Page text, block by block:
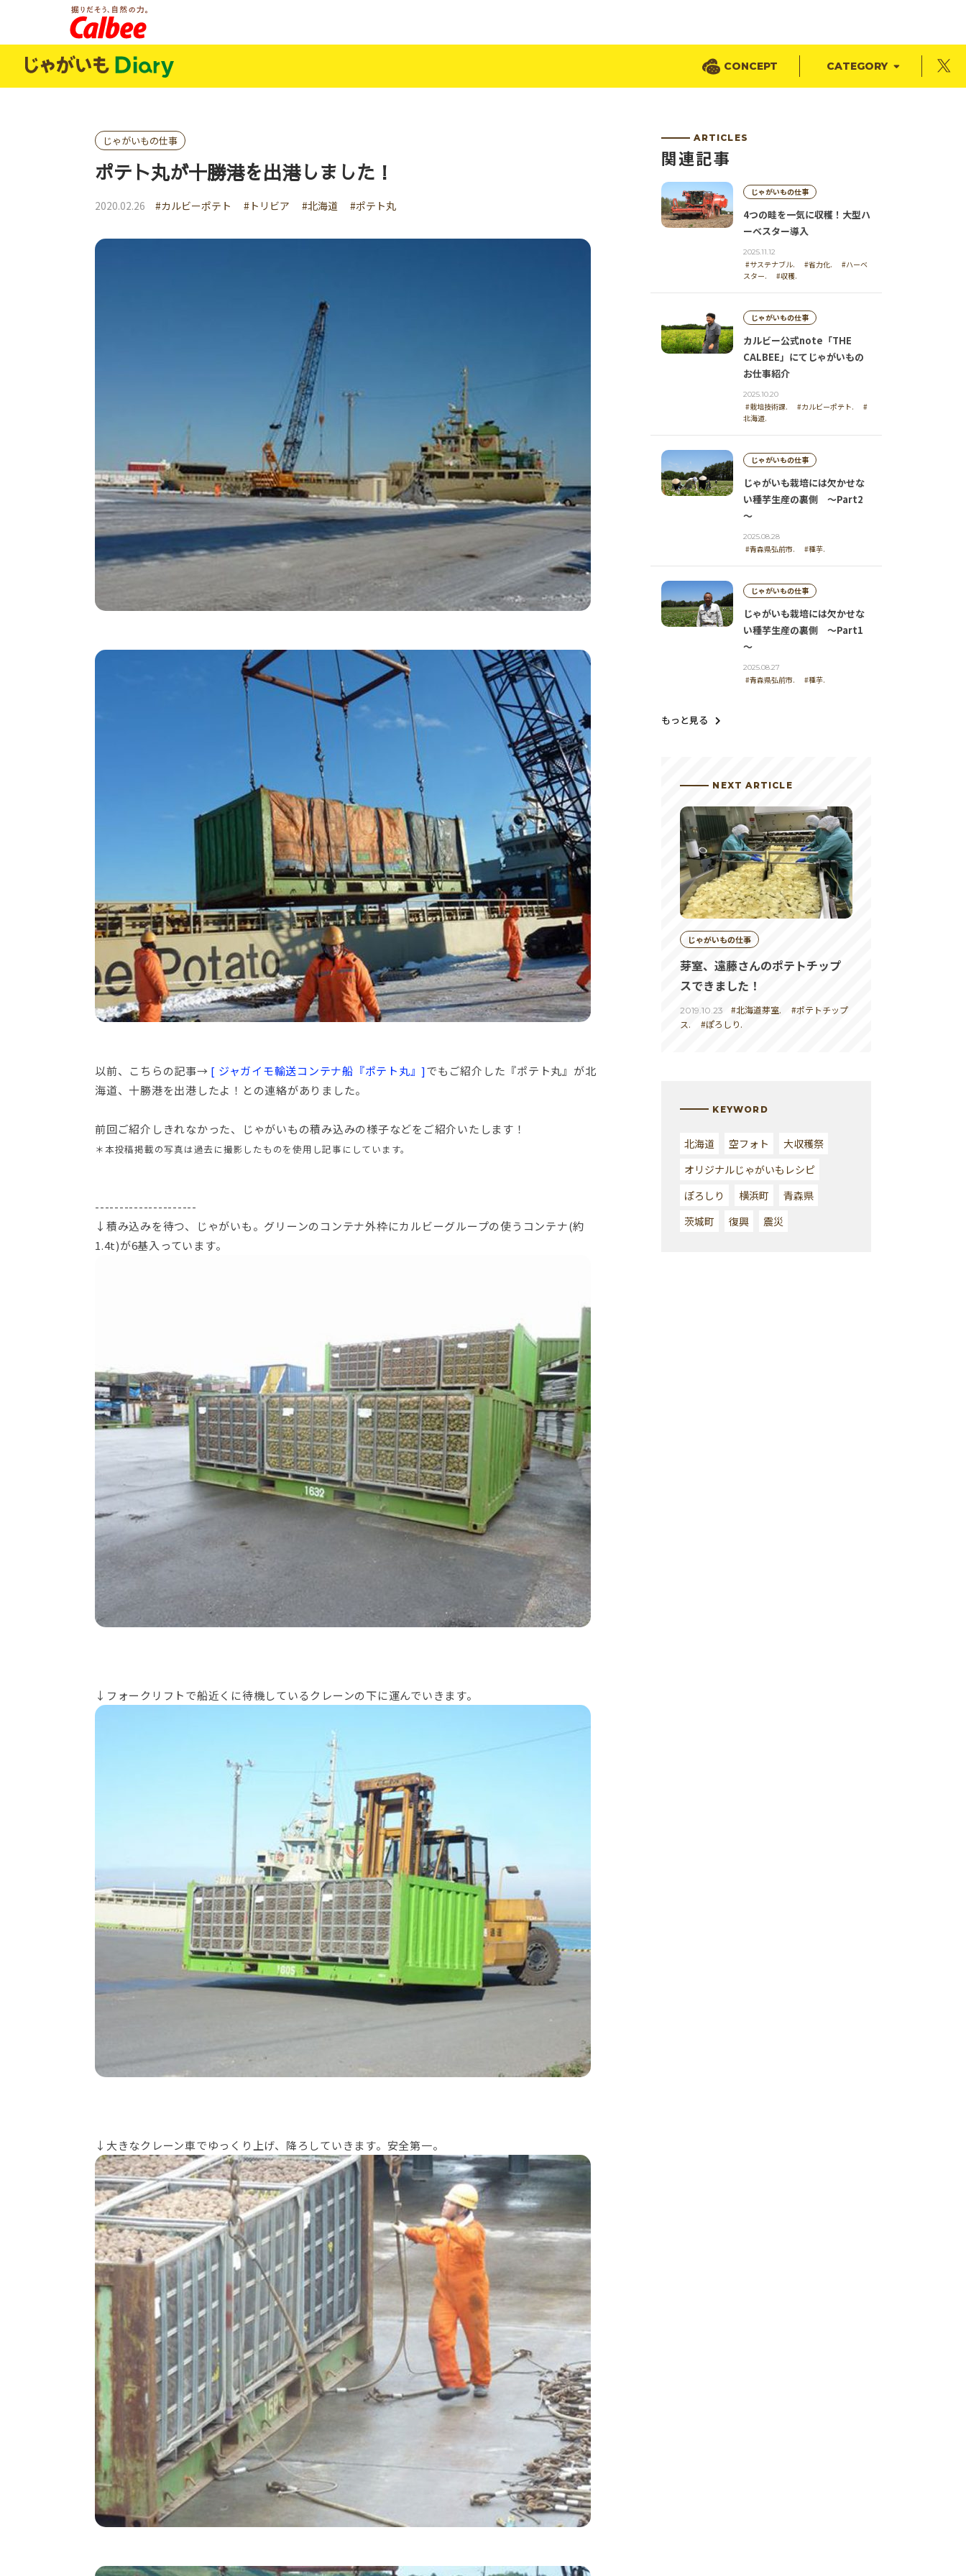
CONCEPT CATEGORY
じゃがいもの仕事
ポテト丸が十勝港を出港しました！
2020.02.26 #カルビーポテト #トリビア #北海道 #ポテト丸
以前、こちらの記事→ [ ジャガイモ輸送コンテナ船『ポテト丸』]でもご紹介した『ポテト丸』が北
海道、十勝港を出港したよ！との連絡がありました。
前回ご紹介しきれなかった、じゃがいもの積み込みの様子などをご紹介いたします！
＊本投稿掲載の写真は過去に撮影したものを使用し記事にしています。
---------------------
↓積み込みを待つ、じゃがいも。グリーンのコンテナ外枠にカルビーグループの使うコンテナ(約
1.4t)が6基入っています。
↓フォークリフトで船近くに待機しているクレーンの下に運んでいきます。
↓大きなクレーン車でゆっくり上げ、降ろしていきます。安全第一。
ARTICLES
関連記事
じゃがいもの仕事
4つの畦を一気に収穫！大型ハ
ーベスター導入
2025.11.12
#サステナブル. #省力化.
#ハーベ
スター.
#収穫.
じゃがいもの仕事
カルビー公式note「THE
CALBEE」にてじゃがいもの
お仕事紹介
2025.10.20
#栽培技術課. #カルビーポテト.
#
北海道.
じゃがいもの仕事
じゃがいも栽培には欠かせな
い種芋生産の裏側 ～Part2
～
2025.08.28
#青森県弘前市. #種芋.
じゃがいもの仕事
じゃがいも栽培には欠かせな
い種芋生産の裏側 ～Part1
～
2025.08.27
#青森県弘前市. #種芋.
もっと見る
NEXT ARTICLE
じゃがいもの仕事
芽室、遠藤さんのポテトチップ
スできました！
2019.10.23 #北海道芽室.
#ポテトチップ
ス.
#ぽろしり.
KEYWORD
北海道 空フォト
大収穫祭
オリジナルじゃがいもレシピ
ぽろしり
横浜町
青森県
茨城町
復興 震災